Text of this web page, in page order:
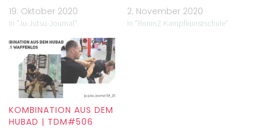
19. Oktober 2020
In "Ju-Jutsu-Journal"
2. November 2020
In "RoninZ Kampfkunstschule"
KOMBINATION AUS DEM
HUBAD | TDM#506